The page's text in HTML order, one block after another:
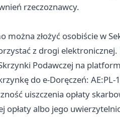
rzeczoznawcy.
można złożyć osobiście w
z drogi
Podawczej na
do e-Doręczeń: AE:PL-
uiszczenia opłaty
opłaty albo jego